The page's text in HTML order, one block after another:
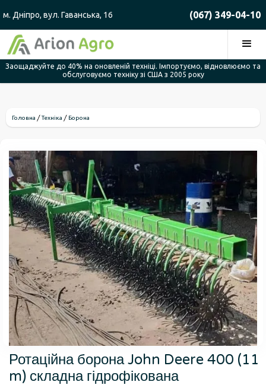
м. Дніпро, вул. Гаванська, 16 (067) 349-04-10
Заощаджуйте до 40% на оновленій техніці. Імпортуємо, відновлюємо та
обслуговуємо техніку зі США з 2005 року
Головна Техніка Борона
Ротаційна борона John Deere 400 (11
m) складна гідрофікована